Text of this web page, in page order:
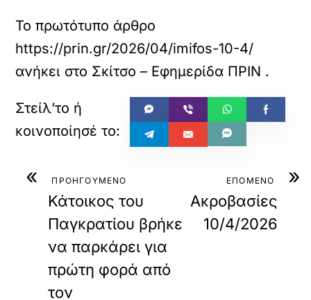
Το πρωτότυπο άρθρο
https://prin.gr/2026/04/imifos-10-4/
ανήκει στο Σκίτσο – Εφημερίδα ΠΡΙΝ .
« ΠΡΟΗΓΟΥΜΕΝΟ
Κάτοικος του
Παγκρατίου βρήκε
να παρκάρει για
πρώτη φορά από
τον
»
ΕΠΟΜΕΝΟ
Ακροβασίες
10/4/2026